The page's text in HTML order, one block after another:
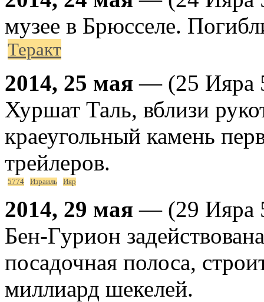
музее в Брюсселе.
Теракт
2014, 25 мая — (25 Ияра
Хуршат Таль, вблизи
краеугольный камень
трейлеров.
5774 Израиль Ияр
2014, 29 мая — (29 Ияра
Бен-Гурион
посадочная полоса,
миллиард шекелей.